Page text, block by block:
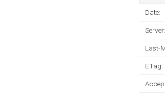
Date:
Server:
Last-
ETag: